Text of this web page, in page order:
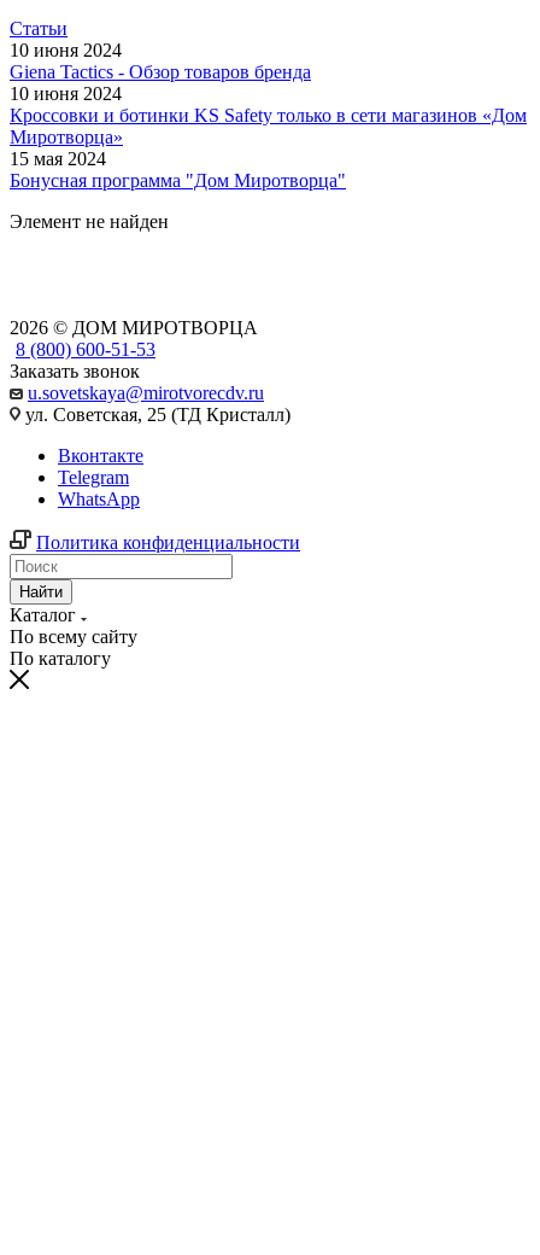
Статьи
10 июня 2024
Giena Tactics - Обзор товаров бренда
10 июня 2024
Кроссовки и ботинки KS Safety только в сети магазинов «Дом
Миротворца»
15 мая 2024
Бонусная программа "Дом Миротворца"
Элемент не найден
2026 © ДОМ МИРОТВОРЦА
8 (800) 600-51-53
Заказать звонок
u.sovetskaya@mirotvorecdv.ru
ул. Советская, 25 (ТД Кристалл)
Вконтакте
Telegram
WhatsApp
Политика конфиденциальности
Найти
Каталог
По всему сайту
По каталогу